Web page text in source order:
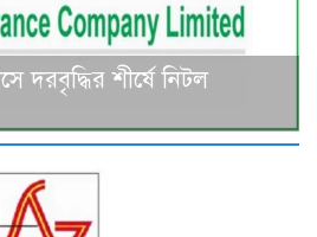
দরবৃদ্ধির শীর্ষে নিটল